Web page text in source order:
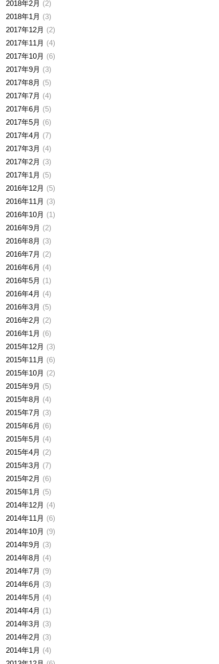
2018年2月
2
2018年1月
3
2017年12月
2
2017年11月
4
2017年10月
6
2017年9月
3
2017年8月
5
2017年7月
4
2017年6月
5
2017年5月
6
2017年4月
7
2017年3月
4
2017年2月
3
2017年1月
5
2016年12月
5
2016年11月
3
2016年10月
1
2016年9月
2
2016年8月
3
2016年7月
2
2016年6月
4
2016年5月
1
2016年4月
4
2016年3月
5
2016年2月
2
2016年1月
6
2015年12月
3
2015年11月
6
2015年10月
2
2015年9月
5
2015年8月
4
2015年7月
3
2015年6月
6
2015年5月
4
2015年4月
2
2015年3月
7
2015年2月
6
2015年1月
5
2014年12月
4
2014年11月
6
2014年10月
9
2014年9月
3
2014年8月
4
2014年7月
9
2014年6月
3
2014年5月
4
2014年4月
1
2014年3月
3
2014年2月
3
2014年1月
4